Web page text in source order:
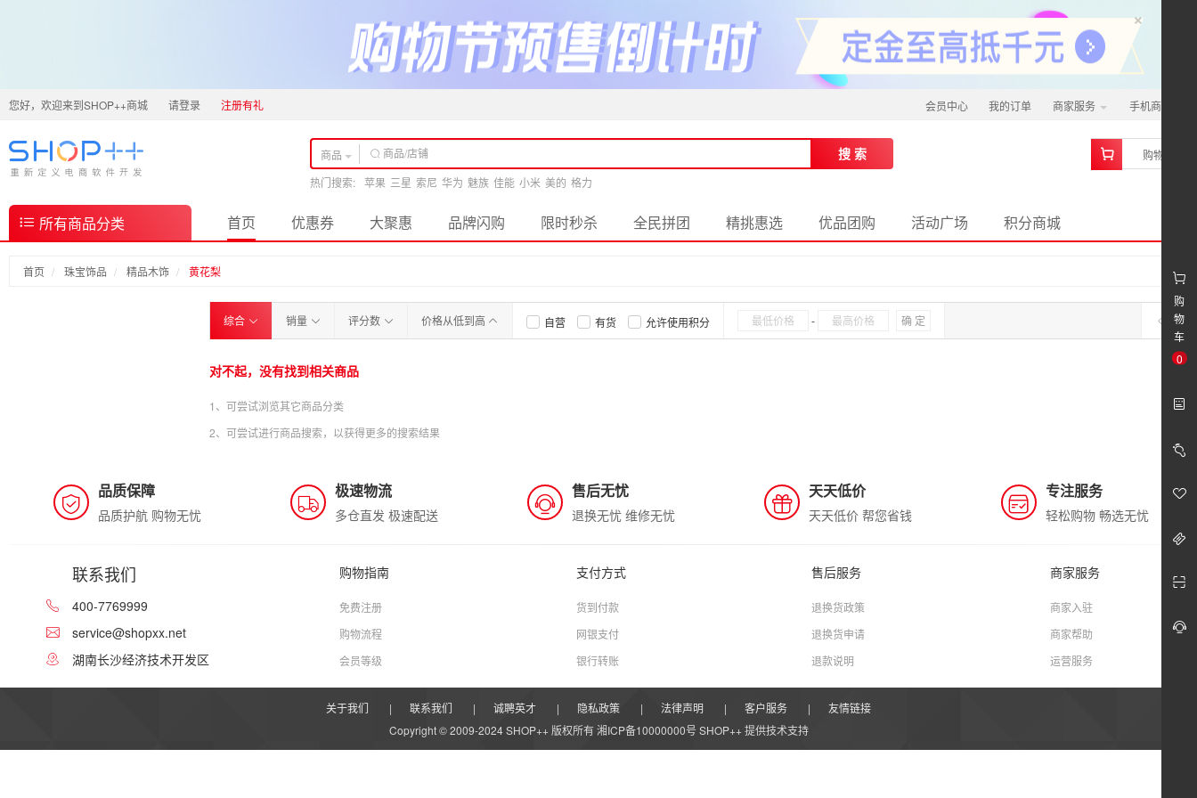
×
您好，欢迎来到SHOP++商城 请登录 注册有礼 会员中心 我的订单 商家服务 手机商城
商品 搜 索
热门搜索: 苹果 三星 索尼 华为 魅族 佳能 小米 美的 格力
购物车
所有商品分类 首页 优惠券 大聚惠 品牌闪购 限时秒杀 全民拼团 精挑惠选 优品团购 活动广场 积分商城
购
物
车
0
首页 珠宝饰品 精品木饰 黄花梨
综合 销量 评分数 价格从低到高 自营 有货 允许使用积分 - 确 定
对不起，没有找到相关商品
1、可尝试浏览其它商品分类
2、可尝试进行商品搜索，以获得更多的搜索结果
品质保障
品质护航 购物无忧
极速物流
多仓直发 极速配送
售后无忧
退换无忧 维修无忧
天天低价
天天低价 帮您省钱
专注服务
轻松购物 畅选无忧
联系我们
400-7769999
service@shopxx.net
湖南长沙经济技术开发区
购物指南
免费注册
购物流程
会员等级
支付方式
货到付款
网银支付
银行转账
售后服务
退换货政策
退换货申请
退款说明
商家服务
商家入驻
商家帮助
运营服务
关于我们 | 联系我们 | 诚聘英才 | 隐私政策 | 法律声明 | 客户服务 |
友情链接
Copyright © 2009-2024 SHOP++ 版权所有 湘ICP备10000000号 SHOP++提供技术支持